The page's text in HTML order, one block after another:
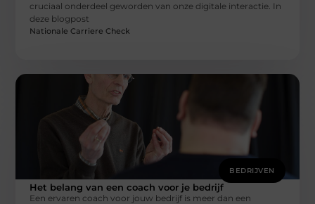
cruciaal onderdeel geworden van onze digitale interactie. In
deze blogpost
Nationale Carriere Check
BEDRIJVEN
Het belang van een coach voor je bedrijf
Een ervaren coach voor jouw bedrijf is meer dan een